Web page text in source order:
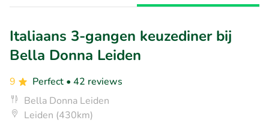
Italiaans 3-gangen keuzediner bij
Bella Donna Leiden
9 Perfect • 42 reviews
Bella Donna Leiden
Leiden (430km)